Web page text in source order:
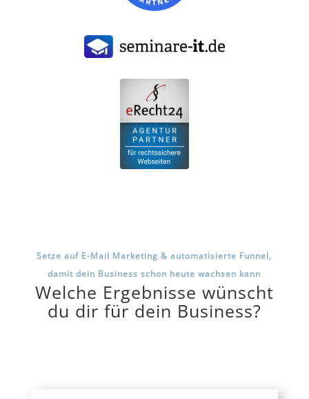
Setze auf E-Mail Marketing & automatisierte Funnel,
damit dein Business schon heute wachsen kann
Welche Ergebnisse wünscht
du dir für dein Business?